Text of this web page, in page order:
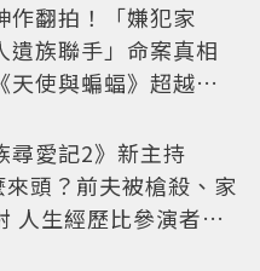
作翻拍！「嫌犯家
遺族聯手」命案真相
使與蝙蝠》超越懸
尋愛記2》新主持
頭？前夫被槍殺、家
人生經歷比參演者還